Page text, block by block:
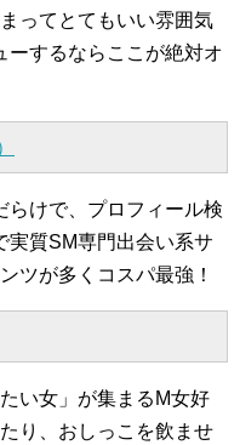
ってとてもいい雰囲気
ーするならここが絶対オ
らけで、プロフィール検
実質SM専門出会い系サ
ツが多くコスパ最強！
い女」が集まるM女好
り、おしっこを飲ませ